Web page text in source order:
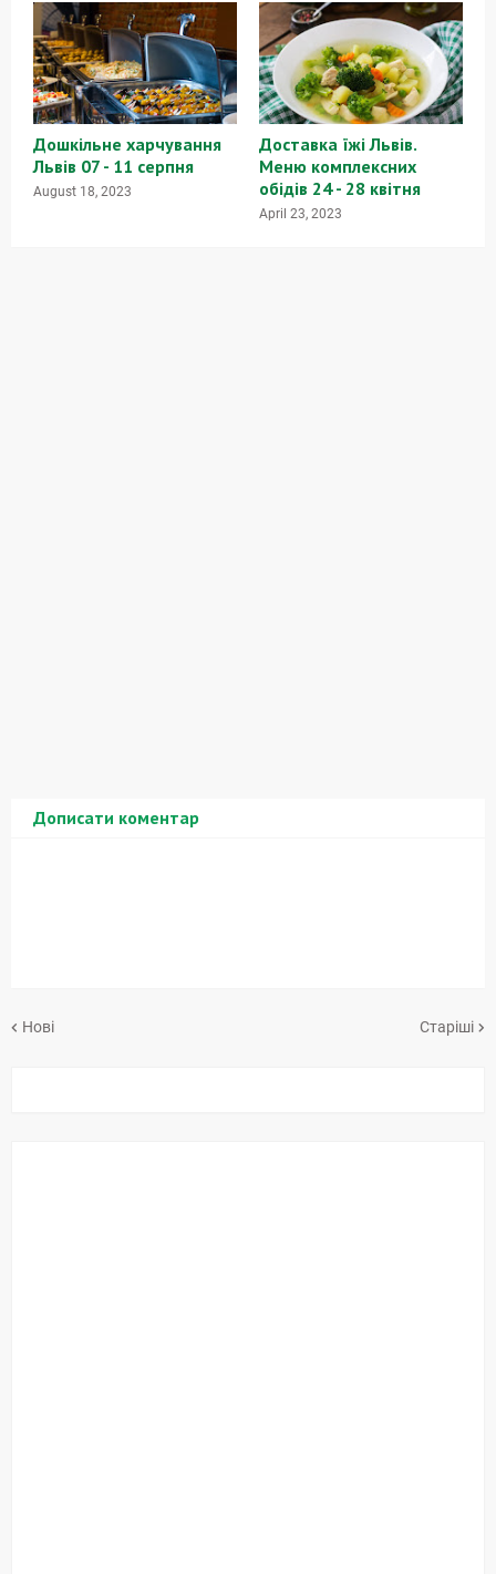
Дошкільне харчування
Львів 07 - 11 серпня
August 18, 2023
Доставка їжі Львів.
Меню комплексних
обідів 24 - 28 квітня
April 23, 2023
Дописати коментар
Нові Старіші